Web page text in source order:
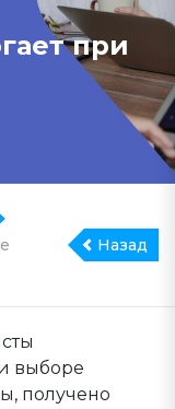
при
Назад
выборе
получено